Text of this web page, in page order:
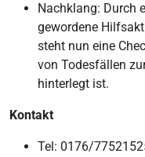
Nachklang: Durch
gewordene
steht nun eine
von Todesfällen
hinterlegt ist.
Kontakt
Tel: 0176/